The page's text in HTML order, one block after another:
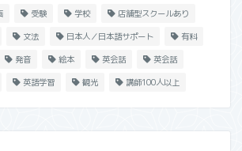
受験 学校 店舗型スクールあり
文法 日本人／日本語サポート 有料
発音 絵本 英会話 英会話
英語学習 観光 講師100人以上